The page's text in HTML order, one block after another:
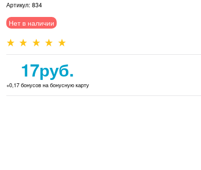
Артикул: 834
Нет в наличии
17руб.
+0,17 бонусов на бонусную карту